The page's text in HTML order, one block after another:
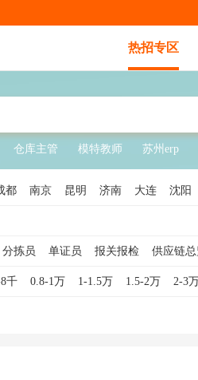
热招专区
仓库主管 模特教师 苏州erp
都 南京 昆明 济南 大连 沈阳
分拣员 单证员 报关报检 供应链总
装卸工 物流客服 供应链专员 供
千 0.8-1万 1-1.5万 1.5-2万 2-3